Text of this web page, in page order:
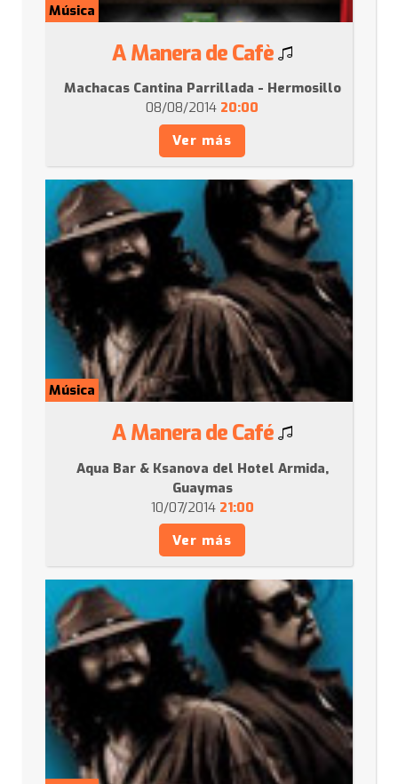
Música
A Manera de Cafè
Machacas Cantina Parrillada - Hermosillo
08/08/2014 20:00
Ver más
Música
A Manera de Café
Aqua Bar & Ksanova del Hotel Armida,
Guaymas
10/07/2014 21:00
Ver más